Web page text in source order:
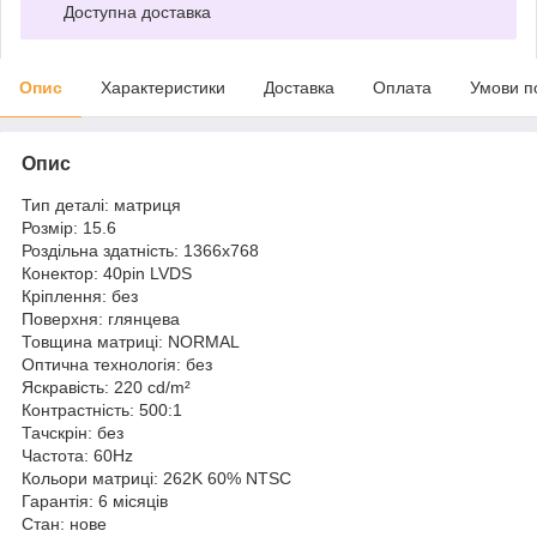
Доступна доставка
Опис Характеристики Доставка Оплата Умови
Опис
Тип деталі: матриця
Розмір: 15.6
Роздільна здатність: 1366x768
Конектор: 40pin LVDS
Кріплення: без
Поверхня: глянцева
Товщина матриці: NORMAL
Оптична технологія: без
Яскравість: 220 cd/m²
Контрастність: 500:1
Тачскрін: без
Частота: 60Hz
Кольори матриці: 262K 60% NTSC
Гарантія: 6 місяців
Стан: нове